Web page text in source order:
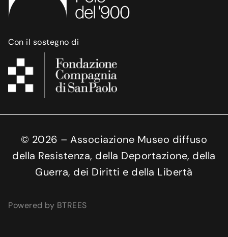
Con il sostegno di
© 2026 – Associazione Museo diffuso
della Resistenza, della Deportazione, della
Guerra, dei Diritti e della Libertà
Powered by BTREES